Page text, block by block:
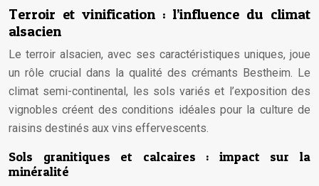
Terroir et vinification : l’influence du climat
alsacien
Le terroir alsacien, avec ses caractéristiques uniques, joue
un rôle crucial dans la qualité des crémants Bestheim. Le
climat semi-continental, les sols variés et l’exposition des
vignobles créent des conditions idéales pour la culture de
raisins destinés aux vins effervescents.
Sols granitiques et calcaires : impact sur la
minéralité